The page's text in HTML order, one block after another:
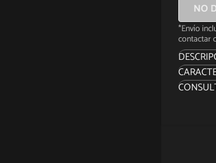
NO
*Envío
contactar
en un